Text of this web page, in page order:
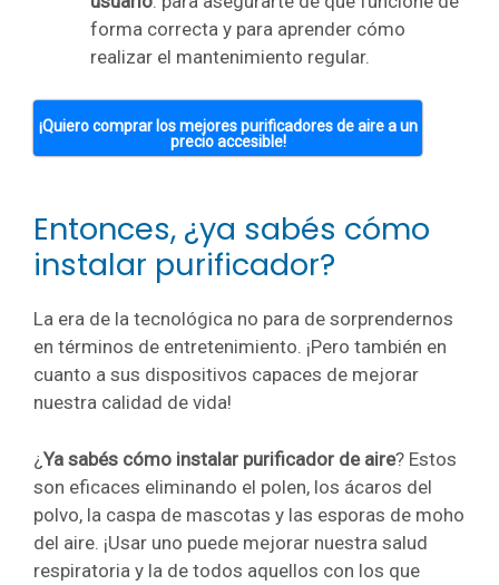
forma correcta y para aprender cómo
realizar el mantenimiento regular.
¡Quiero comprar los mejores purificadores de aire a un
precio accesible!
Entonces, ¿ya sabés cómo
instalar purificador?
La era de la tecnológica no para de sorprendernos
en términos de entretenimiento. ¡Pero también en
cuanto a sus dispositivos capaces de mejorar
nuestra calidad de vida!
¿Ya sabés cómo instalar purificador de aire? Estos
son eficaces eliminando el polen, los ácaros del
polvo, la caspa de mascotas y las esporas de moho
del aire. ¡Usar uno puede mejorar nuestra salud
respiratoria y la de todos aquellos con los que